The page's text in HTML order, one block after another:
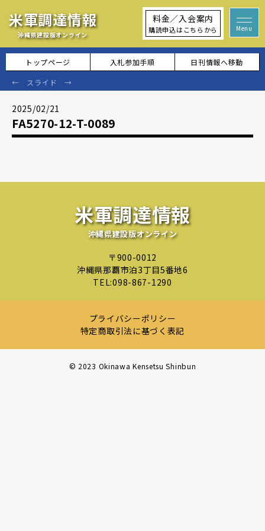
米軍調達情報
沖縄県建設版オンライン
料金／入会案内
購読申込はこちらから
トップページ 入札参加手順 日刊情報へ移動
2025/02/21
FA5270-12-T-0089
米軍調達情報
沖縄県建設版オンライン
〒900-0012
沖縄県那覇市泊3丁目5番地6
TEL:098-867-1290
プライバシーポリシー
特定商取引法に基づく表記
©︎ 2023 Okinawa Kensetsu Shinbun